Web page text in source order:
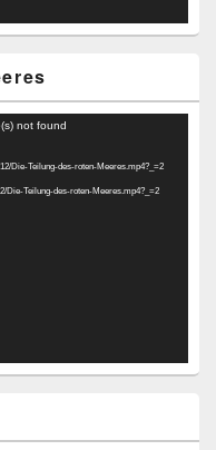
not found
Die-Teilung-des-roten-Meeres.mp4?_=2
Die-Teilung-des-roten-Meeres.mp4?_=2